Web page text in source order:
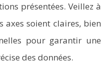
présentées. Veillez à
axes soient claires, bien
pour garantir une
des données.